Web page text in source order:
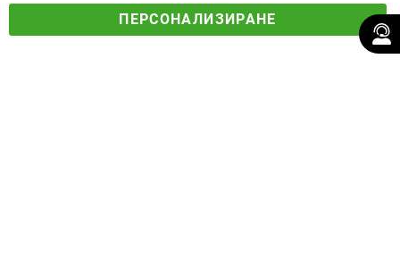
© 2025 Ogradina.bg Всички права запазени. | Обменен курс:
a
s
u
ПЕРСОНАЛИЗИРАНЕ